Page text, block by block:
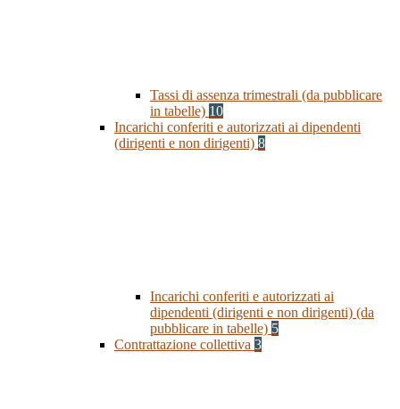
Tassi di assenza trimestrali (da pubblicare
in tabelle) 10
Incarichi conferiti e autorizzati ai dipendenti
(dirigenti e non dirigenti) 8
Incarichi conferiti e autorizzati ai
dipendenti (dirigenti e non dirigenti) (da
pubblicare in tabelle) 5
Contrattazione collettiva 3